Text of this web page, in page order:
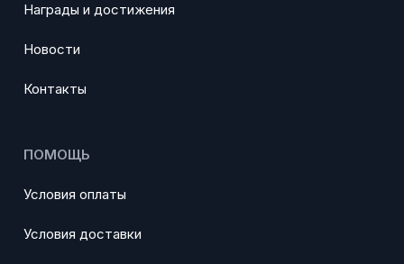
Награды и достижения
Новости
Контакты
ПОМОЩЬ
Условия оплаты
Условия доставки